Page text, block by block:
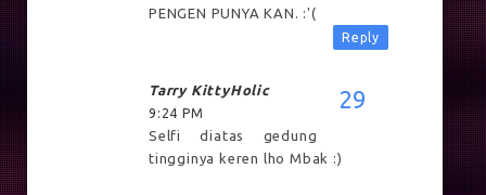
PENGEN PUNYA KAN. :'(
Reply
Tarry KittyHolic
9:24 PM
Selfi diatas gedung
tingginya keren lho Mbak :)